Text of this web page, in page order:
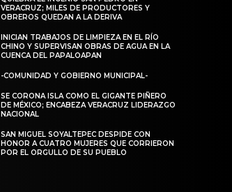
VERACRUZ; MILES DE PRODUCTORES Y
OBREROS QUEDAN A LA DERIVA
INICIAN TRABAJOS DE LIMPIEZA EN EL RÍO
CHINO Y SUPERVISAN OBRAS DE AGUA EN LA
CUENCA DEL PAPALOAPAN
-COMUNIDAD Y GOBIERNO MUNICIPAL-
SE CORONA ISLA COMO EL GIGANTE PIÑERO
DE MÉXICO; ENCABEZA VERACRUZ LIDERAZGO
NACIONAL
SAN MIGUEL SOYALTEPEC DESPIDE CON
HONOR A CUATRO MUJERES QUE CORRIERON
POR EL ORGULLO DE SU PUEBLO